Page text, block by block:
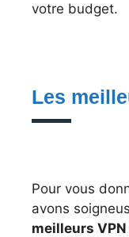
votre budget.
Les
Pour vous
avons
meilleurs VPN